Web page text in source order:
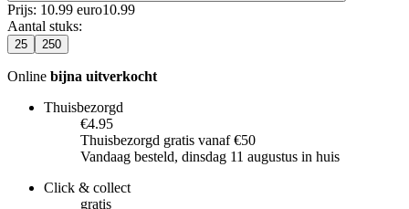
Prijs: 10.99 euro10.99
Aantal stuks:
25 250
Online bijna uitverkocht
Thuisbezorgd
€4.95
Thuisbezorgd gratis vanaf €50
Vandaag besteld, dinsdag 11 augustus in huis
Click & collect
gratis